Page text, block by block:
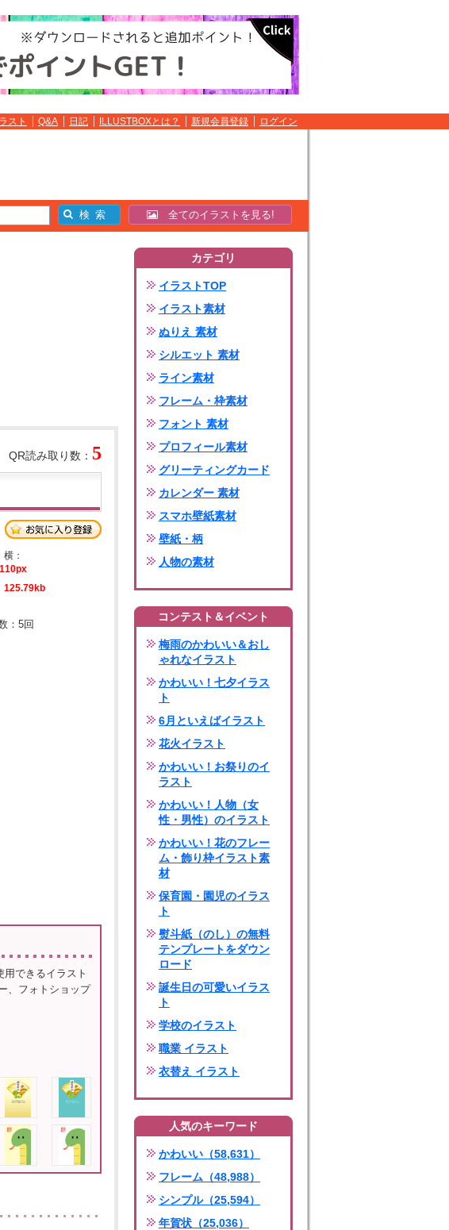
スト Q&A 日記 ILLUSTBOXとは？ 新規会員登録 ログイン
全てのイラストを見る!
QR読み取り数： 5
横：
125.79kb
： 5回
できるイラスト
、フォトショップ
カテゴリ
イラストTOP
イラスト素材
ぬりえ 素材
シルエット 素材
ライン素材
フレーム・枠素材
フォント 素材
プロフィール素材
グリーティングカード
カレンダー 素材
スマホ壁紙素材
壁紙・柄
人物の素材
コンテスト＆イベント
梅雨のかわいい＆おし
ゃれなイラスト
かわいい！七夕イラス
ト
6月といえばイラスト
花火イラスト
かわいい！お祭りのイ
ラスト
かわいい！人物（女
性・男性）のイラスト
かわいい！花のフレー
ム・飾り枠イラスト素
材
保育園・園児のイラス
ト
熨斗紙（のし）の無料
テンプレートをダウン
ロード
誕生日の可愛いイラス
ト
学校のイラスト
職業 イラスト
衣替え イラスト
人気のキーワード
かわいい（58,631）
フレーム（48,988）
シンプル（25,594）
年賀状（25,036）